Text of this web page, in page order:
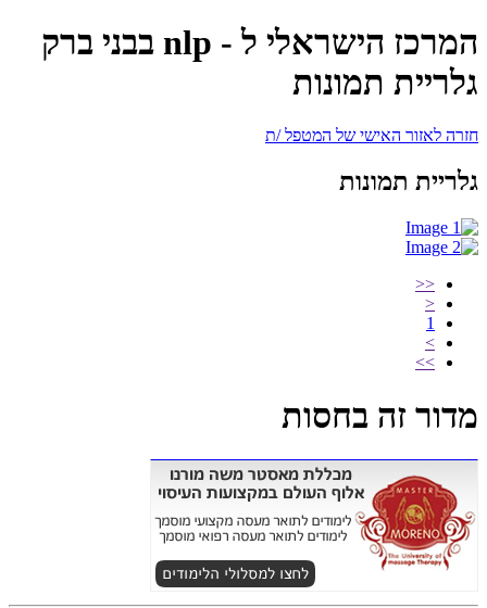
המרכז הישראלי ל - nlp בבני ברק
גלריית תמונות
חזרה לאזור האישי של המטפל /ת
גלריית תמונות
<<
<
1
>
>>
מדור זה בחסות